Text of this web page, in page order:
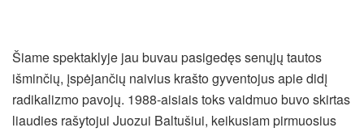
Šiame spektaklyje jau buvau pasigedęs senųjų tautos
išminčių, įspėjančių naivius krašto gyventojus apie didį
radikalizmo pavojų. 1988-aisiais toks vaidmuo buvo skirtas
liaudies rašytojui Juozui Baltušiui, keikusiam pirmuosius